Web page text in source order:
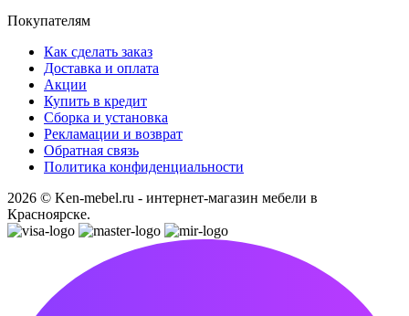
Покупателям
Как сделать заказ
Доставка и оплата
Акции
Купить в кредит
Сборка и установка
Рекламации и возврат
Обратная связь
Политика конфиденциальности
2026 © Ken-mebel.ru - интернет-магазин мебели в
Красноярске.